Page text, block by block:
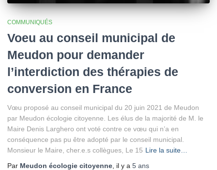
COMMUNIQUÉS
Voeu au conseil municipal de
Meudon pour demander
l’interdiction des thérapies de
conversion en France
Vœu proposé au conseil municipal du 20 juin 2021 de Meudon
par Meudon écologie citoyenne. Les élus de la majorité de M. le
Maire Denis Larghero ont voté contre ce vœu qui n’a en
conséquence pas pu être adopté par le conseil municipal.
Monsieur le Maire, cher.e.s collègues, Le 15 Lire la suite…
Par Meudon écologie citoyenne , il y a 5 ans